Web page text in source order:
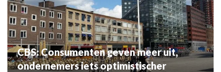
CBS: Consumenten geven meer uit,
ondernemers iets optimistischer